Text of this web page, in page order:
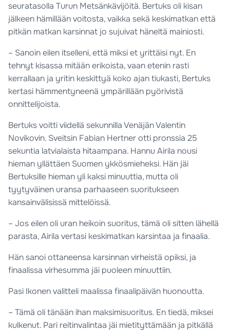
seuratasolla Turun Metsänkävijöitä. Bertuks oli kisan
jälkeen hämillään voitosta, vaikka sekä keskimatkan että
pitkän matkan karsinnat jo sujuivat häneltä mainiosti.
– Sanoin eilen itselleni, että miksi et yrittäisi nyt. En
tehnyt kisassa mitään erikoista, vaan etenin rasti
kerrallaan ja yritin keskittyä koko ajan tiukasti, Bertuks
kertasi hämmentyneenä ympärillään pyörivistä
onnittelijoista.
Bertuks voitti viidellä sekunnilla Venäjän Valentin
Novikovin. Sveitsin Fabian Hertner otti pronssia 25
sekuntia latvialaista hitaampana. Hannu Airila nousi
hieman yllättäen Suomen ykkösmieheksi. Hän jäi
Bertuksille hieman yli kaksi minuuttia, mutta oli
tyytyväinen uransa parhaaseen suoritukseen
kansainvälisissä mittelöissä.
– Jos eilen oli uran heikoin suoritus, tämä oli sitten lähellä
parasta, Airila vertasi keskimatkan karsintaa ja finaalia.
Hän sanoi ottaneensa karsinnan virheistä opiksi, ja
finaalissa virhesumma jäi puoleen minuuttiin.
Pasi Ikonen valitteli maalissa finaalipäivän huonoutta.
– Tämä oli tänään ihan maksimisuoritus. En tiedä, miksei
kulkenut. Pari reitinvalintaa jäi mietityttämään ja pitkällä